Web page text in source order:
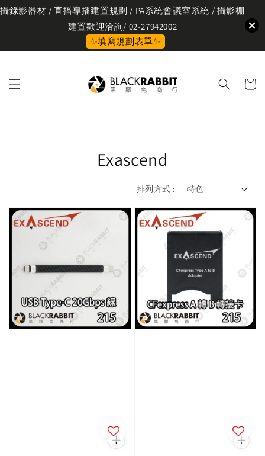
攝錄影器材 / 直播導播建置規劃 / PA系統會議室系統 / 攝影棚
建置歡迎洽詢/ 02-27942002
✨填寫規劃表單✨
Exascend
排列方式 :